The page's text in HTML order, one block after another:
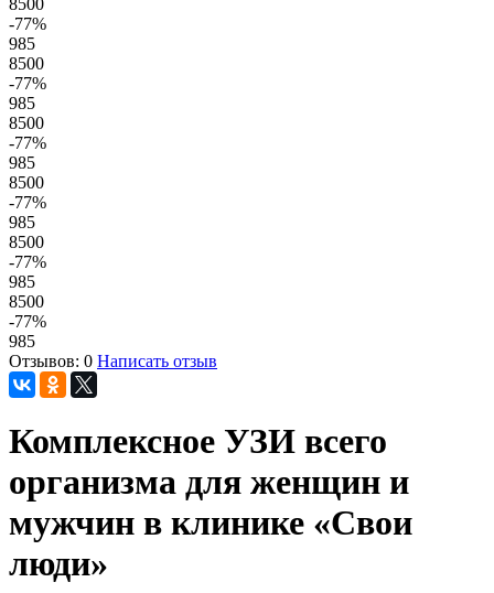
8500
-77%
985
8500
-77%
985
8500
-77%
985
8500
-77%
985
8500
-77%
985
8500
-77%
985
Отзывов: 0 Написать отзыв
Комплексное УЗИ всего
организма для женщин и
мужчин в клинике «Свои
люди»